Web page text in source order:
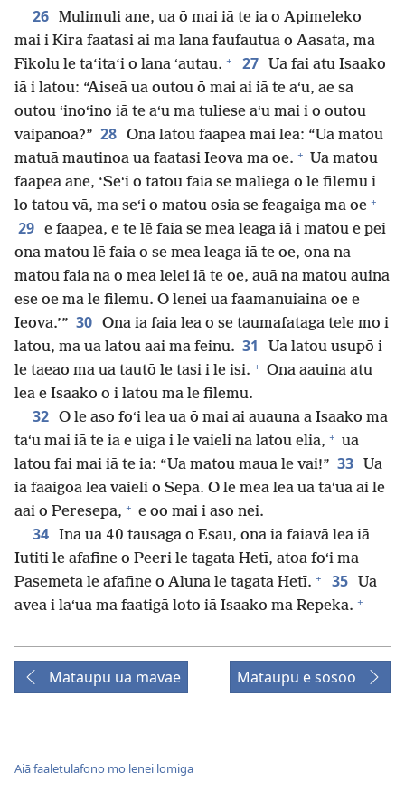
26 Mulimuli ane, ua ō mai iā te ia o Apimeleko
mai i Kira faatasi ai ma lana faufautua o Aasata, ma
Fikolu le ta‘ita‘i o lana ʻautau. + 27
Ua fai atu Isaako
iā i latou: “Aiseā ua outou ō mai ai iā te aʻu, ae sa
outou ʻinoʻino iā te aʻu ma tuliese aʻu mai i o outou
vaipanoa?” 28 Ona latou faapea mai lea: “Ua matou
matuā mautinoa ua faatasi Ieova ma oe. + Ua matou
faapea ane, ‘Seʻi o tatou faia se maliega o le filemu i
lo tatou vā, ma seʻi o matou osia se feagaiga ma oe +
29 e faapea, e te lē faia se mea leaga iā i matou e pei
ona matou lē faia o se mea leaga iā te oe, ona na
matou faia na o mea lelei iā te oe, auā na matou auina
ese oe ma le filemu. O lenei ua faamanuiaina oe e
Ieova.’” 30 Ona ia faia lea o se taumafataga tele mo i
latou, ma ua latou aai ma feinu. 31
Ua latou usupō i
le taeao ma ua tautō le tasi i le isi. + Ona aauina atu
lea e Isaako o i latou ma le filemu.
32 O le aso foʻi lea ua ō mai ai auauna a Isaako ma
taʻu mai iā te ia e uiga i le vaieli na latou elia, + ua
latou fai mai iā te ia: “Ua matou maua le vai!” 33
Ua
ia faaigoa lea vaieli o Sepa. O le mea lea ua taʻua ai le
aai o Peresepa, + e oo mai i aso nei.
34 Ina ua 40 tausaga o Esau, ona ia faiavā lea iā
Iutiti le afafine o Peeri le tagata Hetī, atoa foʻi ma
Pasemeta le afafine o Aluna le tagata Hetī. + 35
Ua
avea i laʻua ma faatigā loto iā Isaako ma Repeka. +
Mataupu ua mavae Mataupu e sosoo
Aiā faaletulafono mo lenei lomiga